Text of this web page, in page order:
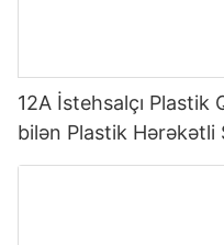
12A İstehsalçı Plastik
bilən Plastik Hərəkətli